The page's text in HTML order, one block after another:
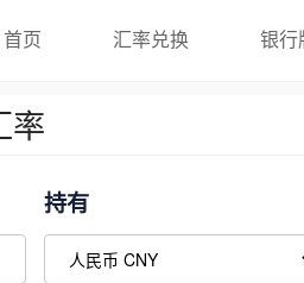
首页 汇率兑换 银行
率
持有